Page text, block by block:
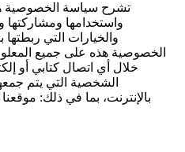
تشرح سياسة الخصوصية
واستخدامها ومشاركتها
والخيارات التي
الخصوصية هذه على جميع
خلال أي اتصال كتابي أو
الشخصية التي يتم
بالإنترنت، بما في ذلك: